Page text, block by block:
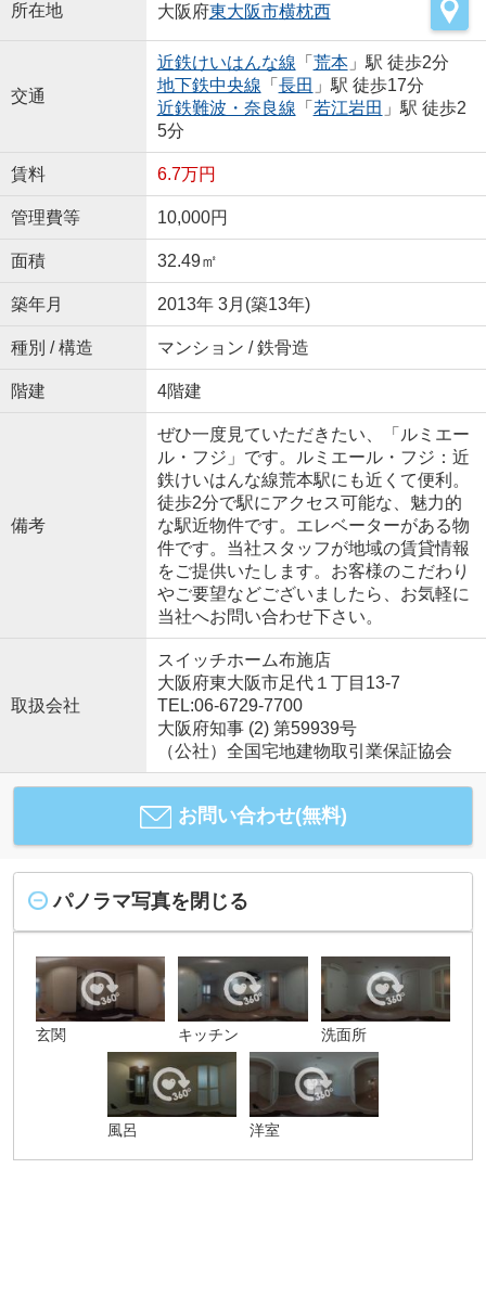
所在地 大阪府東大阪市横枕西
交通
近鉄けいはんな線 「 荒本」駅 徒歩2分
地下鉄中央線 「 長田 」駅 徒歩17分
近鉄難波・奈良線 「 若江岩田 」駅 徒歩2
5分
賃料 6.7万円
管理費等 10,000円
面積 32.49㎡
築年月 2013年 3月(築13年)
種別 / 構造 マンション / 鉄骨造
階建 4階建
備考
ぜひ一度見ていただきたい、「ルミエー
ル・フジ」です。ルミエール・フジ：近
鉄けいはんな線荒本駅にも近くて便利。
徒歩2分で駅にアクセス可能な、魅力的
な駅近物件です。エレベーターがある物
件です。当社スタッフが地域の賃貸情報
をご提供いたします。お客様のこだわり
やご要望などございましたら、お気軽に
当社へお問い合わせ下さい。
取扱会社
スイッチホーム布施店
大阪府東大阪市足代１丁目13-7
TEL:06-6729-7700
大阪府知事 (2) 第59939号
（公社）全国宅地建物取引業保証協会
お問い合わせ(無料)
パノラマ写真を閉じる
玄関 キッチン 洗面所
風呂 洋室